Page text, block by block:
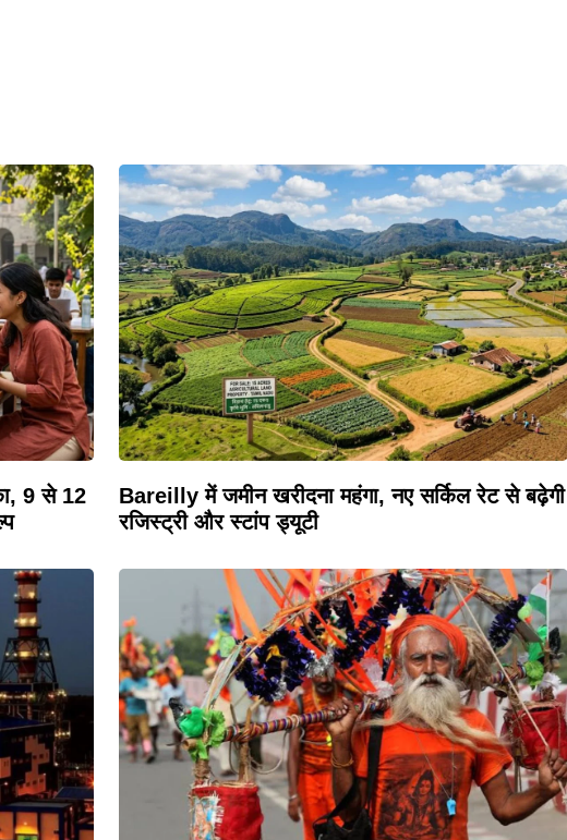
9 से 12
Bareilly में जमीन खरीदना महंगा, नए सर्किल रेट से बढ़ेगी
रजिस्ट्री और स्टांप ड्यूटी